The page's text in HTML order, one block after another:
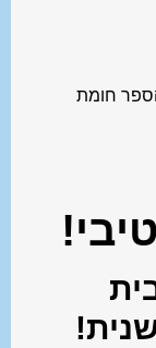
בית הספר חומת